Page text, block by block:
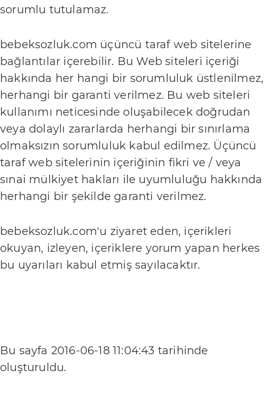
l
k
İ
l
e
t
i
ş
i
m
e
İ
sorumlu tutulamaz.
bebeksozluk.com üçüncü taraf web sitelerine
bağlantılar içerebilir. Bu Web siteleri içeriği
hakkında her hangi bir sorumluluk üstlenilmez,
herhangi bir garanti verilmez. Bu web siteleri
kullanımı neticesinde oluşabilecek doğrudan
veya dolaylı zararlarda herhangi bir sınırlama
olmaksızın sorumluluk kabul edilmez. Üçüncü
taraf web sitelerinin içeriğinin fikri ve / veya
sınai mülkiyet hakları ile uyumluluğu hakkında
herhangi bir şekilde garanti verilmez.
bebeksozluk.com'u ziyaret eden, içerikleri
okuyan, izleyen, içeriklere yorum yapan herkes
bu uyarıları kabul etmiş sayılacaktır.
Bu sayfa 2016-06-18 11:04:43 tarihinde
oluşturuldu.